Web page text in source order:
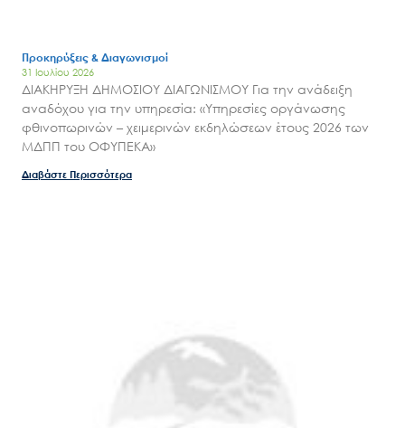
Ο.ΦΥ.ΠΕ.Κ.Α.
Άξονες δράσης
Προκηρύξεις & Διαγωνισμοί
31 Ιουλίου 2026
ΔΙΑΚΗΡΥΞΗ ΔΗΜΟΣΙΟΥ ΔΙΑΓΩΝΙΣΜΟΥ Για την ανάδειξη
αναδόχου για την υπηρεσία: «Υπηρεσίες οργάνωσης
φθινοπωρινών – χειμερινών εκδηλώσεων έτους 2026 των
ΜΔΠΠ του ΟΦΥΠΕΚΑ»
Διαβάστε Περισσότερα